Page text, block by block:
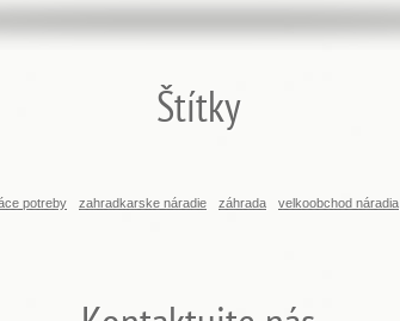
Štítky
potreby zahradkarske náradie záhrada velkoobchod náradia